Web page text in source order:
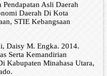
Asli Daerah
Daerah Di Kota
STIE Kebangsaan
Daisy M. Engka. 2014.
Serta Kemandirian
Kabupaten Minahasa Utara,